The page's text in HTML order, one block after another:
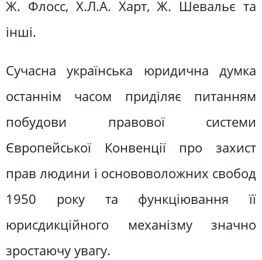
Ж. Флосс, Х.Л.А. Харт, Ж. Шевальє та
інші.
Сучасна українська юридична думка
останнім часом приділяє питанням
побудови правової системи
Європейської Конвенції про захист
прав людини і основоволожних свобод
1950 року та функціювання її
юрисдикційного механізму значно
зростаючу увагу.